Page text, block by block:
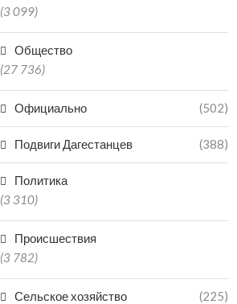
(3 099)
Общество
(27 736)
Официально (502)
Подвиги Дагестанцев (388)
Политика
(3 310)
Происшествия
(3 782)
Сельское хозяйство (225)